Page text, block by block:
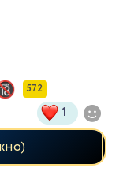
572
1